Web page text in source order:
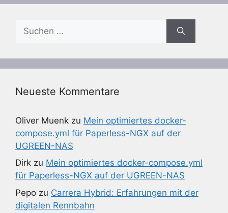
nach:
Neueste Kommentare
Oliver Muenk zu Mein optimiertes docker-
compose.yml für Paperless-NGX auf der
UGREEN-NAS
Dirk zu Mein optimiertes docker-compose.yml
für Paperless-NGX auf der UGREEN-NAS
Pepo zu Carrera Hybrid: Erfahrungen mit der
digitalen Rennbahn